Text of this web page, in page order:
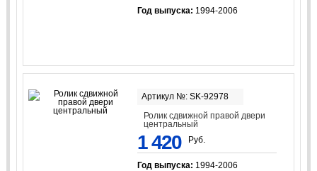
Год выпуска: 1994-2006
Артикул №: SK-92978
Ролик сдвижной правой двери
центральный
1 420 Руб.
Год выпуска: 1994-2006